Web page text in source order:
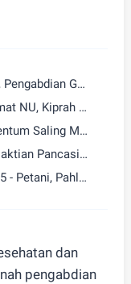
Selamat Harlah ke - 74 Pergunu, Pengabdian Guru Menjaga Nilai Aswaja dan Membangun Generasi Unggul
Selamat Hari Lahir ke-80 Muslimat NU, Kiprah Perempuan Nahdliyin Perkuat Tradisi dan Kemandirian Bangsa
Selamat Idul Fitri 1447 H, Momentum Saling Memaafkan dan Menguatkan
Selamat Memperingati Hari Kesaktian Pancasila 2025 - Menyatukan Perbedaan, Menguatkan Bangsa
Selamat Hari Tani Nasional 2025 - Petani, Pahlawan Ketahanan Pangan Indonesia
dan
pengabdian